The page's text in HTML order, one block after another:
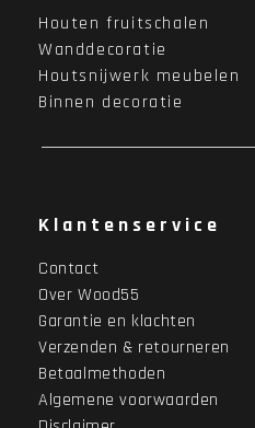
Houten fruitschalen
Wanddecoratie
Houtsnijwerk meubelen
Binnen decoratie
Klantenservice
Contact
Over Wood55
Garantie en klachten
Verzenden & retourneren
Betaalmethoden
Algemene voorwaarden